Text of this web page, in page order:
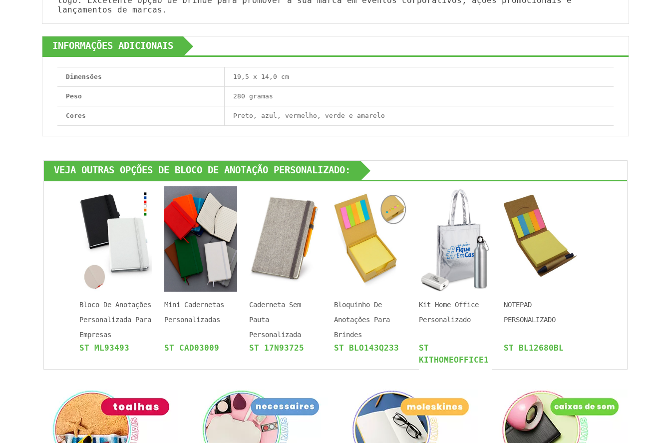
lançamentos de marcas.
INFORMAÇÕES ADICIONAIS
Dimensões 19,5 x 14,0 cm
Peso 280 gramas
Cores Preto, azul, vermelho, verde e amarelo
VEJA OUTRAS OPÇÕES DE BLOCO DE ANOTAÇÃO PERSONALIZADO:
Bloco De Anotações
Personalizada Para
Empresas
ST ML93493
Mini Cadernetas
Personalizadas
ST CAD03009
Caderneta Sem
Pauta
Personalizada
ST 17N93725
Bloquinho De
Anotações Para
Brindes
ST BLO143Q233
Kit Home Office
Personalizado
ST
KITHOMEOFFICE1
NOTEPAD
PERSONALIZADO
ST BL12680BL